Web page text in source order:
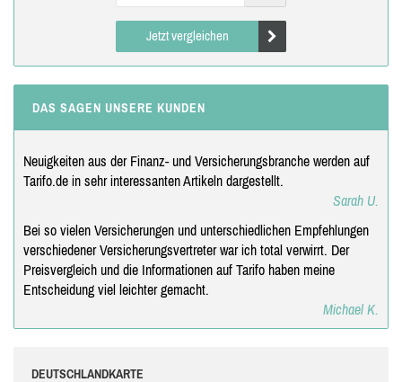
Jetzt vergleichen
DAS SAGEN UNSERE KUNDEN
Neuigkeiten aus der Finanz- und Versicherungsbranche werden auf
Tarifo.de in sehr interessanten Artikeln dargestellt.
Sarah U.
Bei so vielen Versicherungen und unterschiedlichen Empfehlungen
verschiedener Versicherungsvertreter war ich total verwirrt. Der
Preisvergleich und die Informationen auf Tarifo haben meine
Entscheidung viel leichter gemacht.
Michael K.
DEUTSCHLANDKARTE